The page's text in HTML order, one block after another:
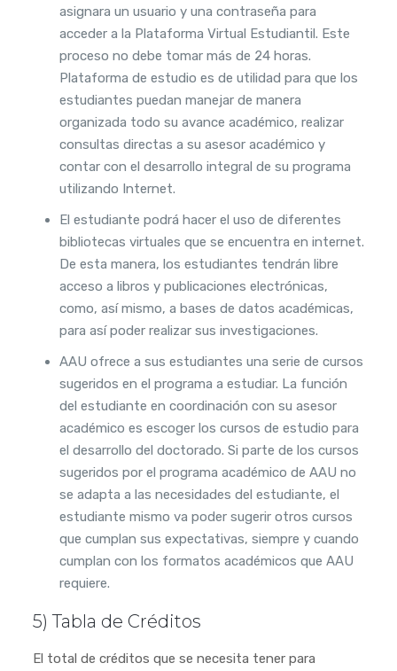
asignara un usuario y una contraseña para
acceder a la Plataforma Virtual Estudiantil. Este
proceso no debe tomar más de 24 horas.
Plataforma de estudio es de utilidad para que los
estudiantes puedan manejar de manera
organizada todo su avance académico, realizar
consultas directas a su asesor académico y
contar con el desarrollo integral de su programa
utilizando Internet.
El estudiante podrá hacer el uso de diferentes
bibliotecas virtuales que se encuentra en internet.
De esta manera, los estudiantes tendrán libre
acceso a libros y publicaciones electrónicas,
como, así mismo, a bases de datos académicas,
para así poder realizar sus investigaciones.
AAU ofrece a sus estudiantes una serie de cursos
sugeridos en el programa a estudiar. La función
del estudiante en coordinación con su asesor
académico es escoger los cursos de estudio para
el desarrollo del doctorado. Si parte de los cursos
sugeridos por el programa académico de AAU no
se adapta a las necesidades del estudiante, el
estudiante mismo va poder sugerir otros cursos
que cumplan sus expectativas, siempre y cuando
cumplan con los formatos académicos que AAU
requiere.
5) Tabla de Créditos
El total de créditos que se necesita tener para